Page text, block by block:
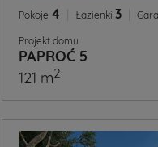
Pokoje 4 Łazienki 3
Projekt domu
PAPROĆ 5
121 m2